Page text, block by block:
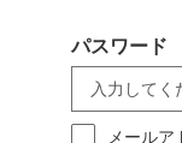
パスワード
メール